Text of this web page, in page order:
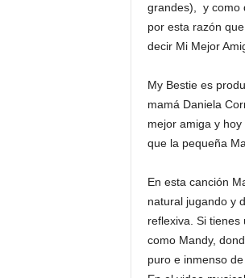
grandes), y como
por esta razón
decir Mi Mejor
My Bestie es
mamá Daniela
mejor amiga y
que la pequeña
En esta canción
natural jugando y
reflexiva. Si
como Mandy,
puro e inmenso